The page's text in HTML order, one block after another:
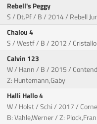
Rebell's Peggy
S / Dt.Pf / B / 2014 / Rebell
Chalou 4
S / Westf / B / 2012 / Cristallo
Calvin 123
W / Hann / B / 2015 /
Z: Huntemann,Gaby
Halli Hallo 4
W / Holst / Schi / 2017 /
B: Vahle,Werner / Z: